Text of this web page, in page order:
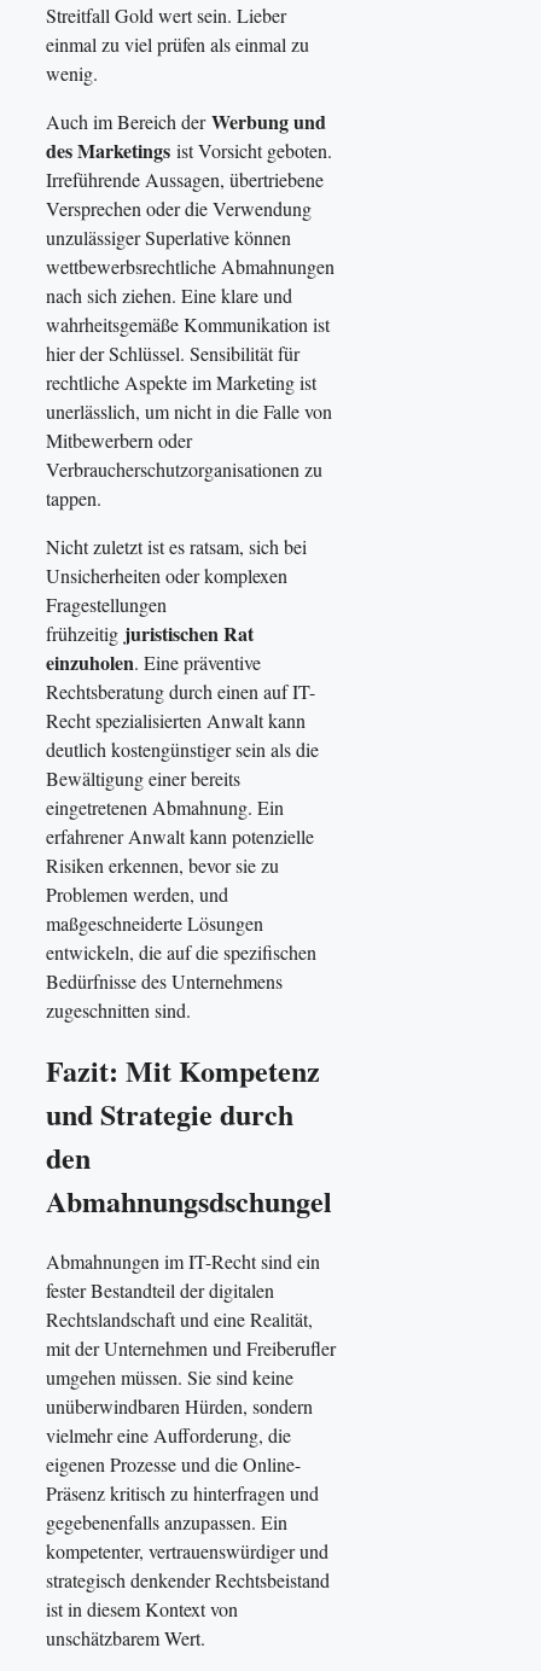
Streitfall Gold wert sein. Lieber
einmal zu viel prüfen als einmal zu
wenig.
Auch im Bereich derWerbung und
des Marketings ist Vorsicht geboten.
Irreführende Aussagen, übertriebene
Versprechen oder die Verwendung
unzulässiger Superlative können
wettbewerbsrechtliche Abmahnungen
nach sich ziehen. Eine klare und
wahrheitsgemäße Kommunikation ist
hier der Schlüssel. Sensibilität für
rechtliche Aspekte im Marketing ist
unerlässlich, um nicht in die Falle von
Mitbewerbern oder
Verbraucherschutzorganisationen zu
tappen.
Nicht zuletzt ist es ratsam, sich bei
Unsicherheiten oder komplexen
Fragestellungen
frühzeitig juristischen Rat
einzuholen. Eine präventive
Rechtsberatung durch einen auf IT-
Recht spezialisierten Anwalt kann
deutlich kostengünstiger sein als die
Bewältigung einer bereits
eingetretenen Abmahnung. Ein
erfahrener Anwalt kann potenzielle
Risiken erkennen, bevor sie zu
Problemen werden, und
maßgeschneiderte Lösungen
entwickeln, die auf die spezifischen
Bedürfnisse des Unternehmens
zugeschnitten sind.
Fazit: Mit Kompetenz
und Strategie durch
den
Abmahnungsdschungel
Abmahnungen im IT-Recht sind ein
fester Bestandteil der digitalen
Rechtslandschaft und eine Realität,
mit der Unternehmen und Freiberufler
umgehen müssen. Sie sind keine
unüberwindbaren Hürden, sondern
vielmehr eine Aufforderung, die
eigenen Prozesse und die Online-
Präsenz kritisch zu hinterfragen und
gegebenenfalls anzupassen. Ein
kompetenter, vertrauenswürdiger und
strategisch denkender Rechtsbeistand
ist in diesem Kontext von
unschätzbarem Wert.